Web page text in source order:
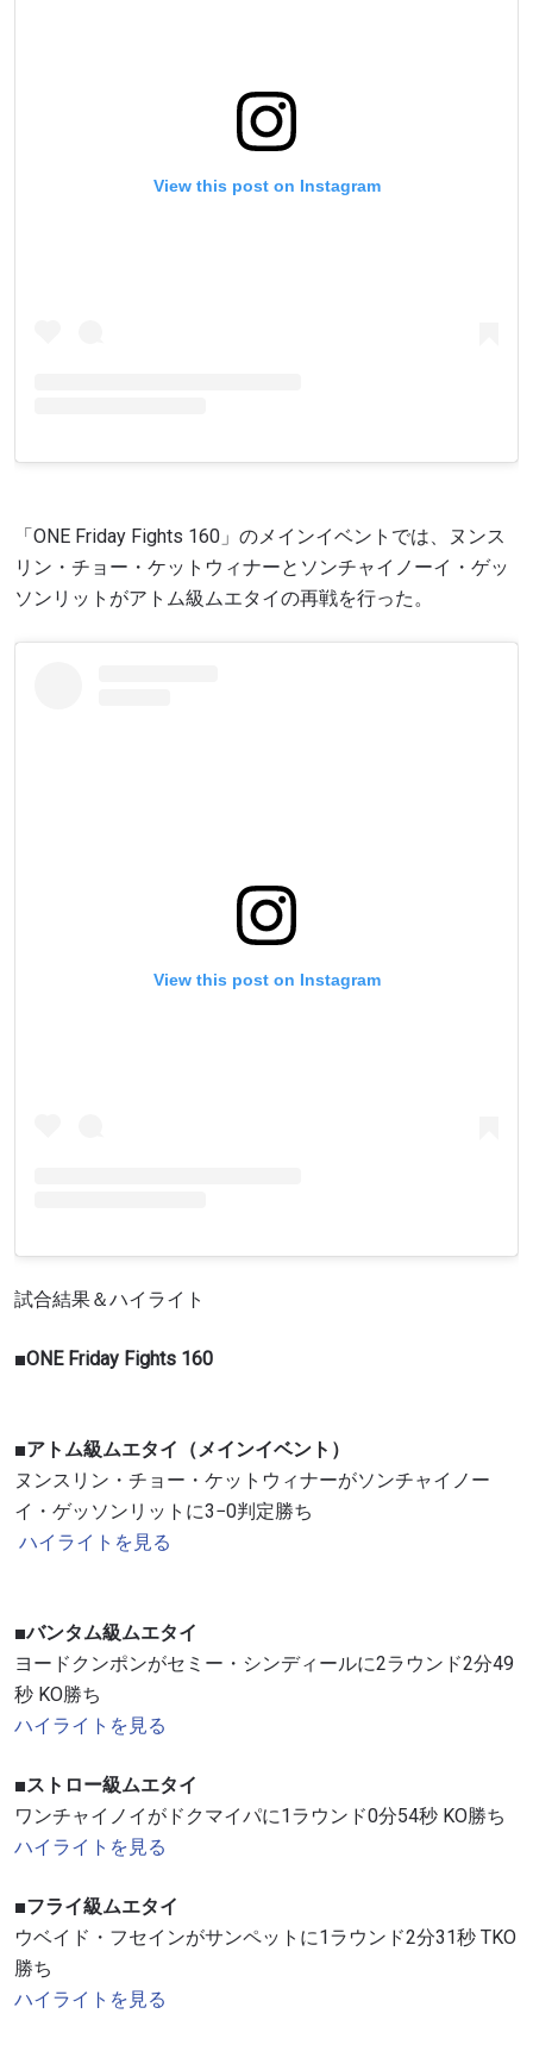
View this post on Instagram
「ONE Friday Fights 160」のメインイベントでは、ヌンス
リン・チョー・ケットウィナーとソンチャイノーイ・ゲッ
ソンリットがアトム級ムエタイの再戦を行った。
View this post on Instagram
試合結果＆ハイライト
■ONE Friday Fights 160
■アトム級ムエタイ（メインイベント）
ヌンスリン・チョー・ケットウィナーがソンチャイノー
イ・ゲッソンリットに3−0判定勝ち
ハイライトを見る
■バンタム級ムエタイ
ヨードクンポンがセミー・シンディールに2ラウンド2分49
秒 KO勝ち
ハイライトを見る
■ストロー級ムエタイ
ワンチャイノイがドクマイパに1ラウンド0分54秒 KO勝ち
ハイライトを見る
■フライ級ムエタイ
ウベイド・フセインがサンペットに1ラウンド2分31秒 TKO
勝ち
ハイライトを見る